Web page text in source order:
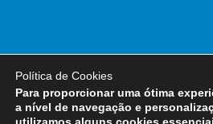
© 2005-2016Liga
Política de Cookies
Para proporcionar uma ótima
a nível de navegação e